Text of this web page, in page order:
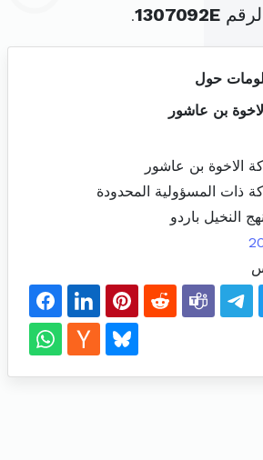
1307092E
.
حول
بن عاشور
الاخوة بن عاشور
ذات المسؤولية المحدودة